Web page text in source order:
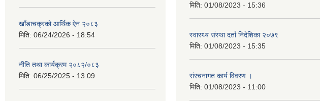
खाँडाचक्रको आर्थिक ऐन २०८३
मिति: 06/24/2026 - 18:54
नीति तथा कार्यक्रम २०८२/०८३
मिति: 06/25/2025 - 13:09
मिति: 01/08/2023 - 15:36
स्वास्थ्य स‌ंस्था दर्ता निदेशिका २०७९
मिति: 01/08/2023 - 15:35
स‌ंरचनागत कार्य विवरण ।
मिति: 01/08/2023 - 11:00